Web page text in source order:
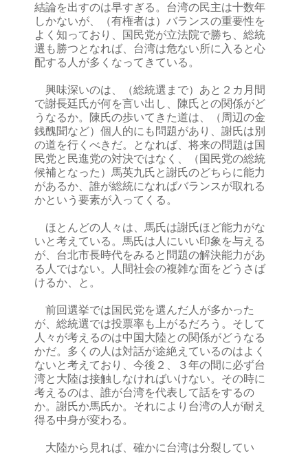
結論を出すのは早すぎる。台湾の民主は十数年
しかないが、（有権者は）バランスの重要性を
よく知っており、国民党が立法院で勝ち、総統
選も勝つとなれば、台湾は危ない所に入ると心
配する人が多くなってきている。
興味深いのは、（総統選まで）あと２カ月間
で謝長廷氏が何を言い出し、陳氏との関係がど
うなるか。陳氏の歩いてきた道は、（周辺の金
銭醜聞など）個人的にも問題があり、謝氏は別
の道を行くべきだ。となれば、将来の問題は国
民党と民進党の対決ではなく、（国民党の総統
候補となった）馬英九氏と謝氏のどちらに能力
があるか、誰が総統になればバランスが取れる
かという要素が入ってくる。
ほとんどの人々は、馬氏は謝氏ほど能力がな
いと考えている。馬氏は人にいい印象を与える
が、台北市長時代をみると問題の解決能力があ
る人ではない。人間社会の複雑な面をどうさば
けるか、と。
前回選挙では国民党を選んだ人が多かった
が、総統選では投票率も上がるだろう。そして
人々が考えるのは中国大陸との関係がどうなる
かだ。多くの人は対話が途絶えているのはよく
ないと考えており、今後２、３年の間に必ず台
湾と大陸は接触しなければいけない。その時に
考えるのは、誰が台湾を代表して話をするの
か。謝氏か馬氏か。それにより台湾の人が耐え
得る中身が変わる。
大陸から見れば、確かに台湾は分裂してい